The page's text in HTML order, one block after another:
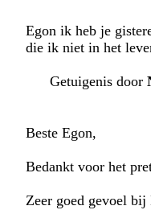
Egon ik heb je
die ik niet in het
Getuigenis door
Beste Egon,
Bedankt voor het
Zeer goed gevoel bij